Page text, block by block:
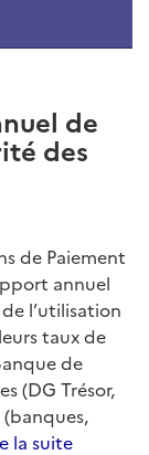
de
des
de Paiement
annuel
l’utilisation
taux de
de
(DG Trésor,
(banques,
la suite